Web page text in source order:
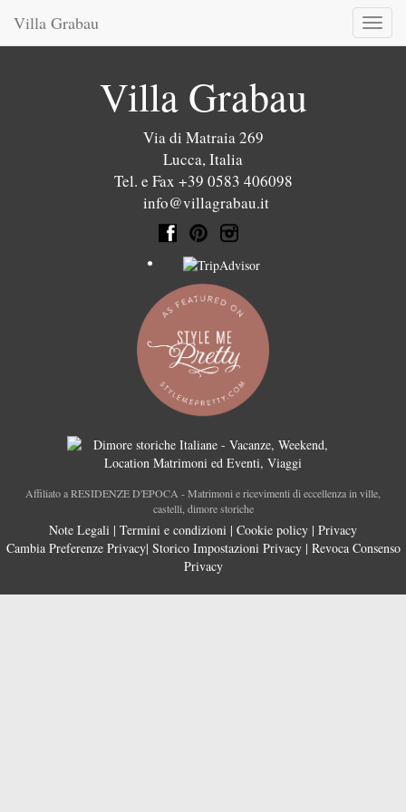
Toggle
Villa Grabau
Villa Grabau
Via di Matraia 269
Lucca,Italia
Tel. e Fax +39 0583 406098
info@villagrabau.it
Affiliato a RESIDENZE D'EPOCA - Matrimoni e ricevimenti di eccellenza in ville,
castelli, dimore storiche
Note Legali | Termini e condizioni | Cookie policy | Privacy
Cambia Preferenze Privacy| Storico Impostazioni Privacy| Revoca Consenso
Privacy